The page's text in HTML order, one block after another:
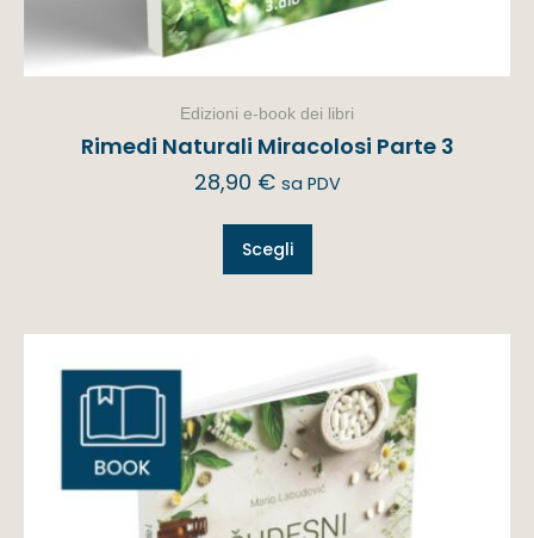
Edizioni e-book dei libri
Rimedi Naturali Miracolosi Parte 3
28,90 € sa PDV
Scegli